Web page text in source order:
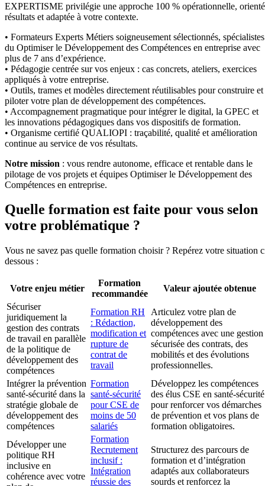
EXPERTISME privilégie une approche 100 % opérationnelle,
résultats et adaptée à votre contexte.
• Formateurs Experts Métiers soigneusement sélectionnés, spécialistes
du Optimiser le Développement des Compétences en entreprise avec
plus de 7 ans d’expérience.
• Pédagogie centrée sur vos enjeux : cas concrets, ateliers, exercices
appliqués à votre entreprise.
• Outils, trames et modèles directement réutilisables pour construire et
piloter votre plan de développement des compétences.
• Accompagnement pragmatique pour intégrer le digital, la GPEC et
les innovations pédagogiques dans vos dispositifs de formation.
• Organisme certifié QUALIOPI : traçabilité, qualité et amélioration
continue au service de vos résultats.
Notre mission : vous rendre autonome, efficace et rentable dans le
pilotage de vos projets et équipes Optimiser le Développement des
Compétences en entreprise.
Quelle formation est faite pour vous selon
votre problématique ?
Vous ne savez pas quelle formation choisir ? Repérez votre situation
dessous :
Votre enjeu métier
Formation
recommandée
Valeur ajoutée obtenue
Sécuriser
juridiquement la
gestion des contrats
de travail en parallèle
de la politique de
développement des
compétences
Formation RH
: Rédaction,
modification et
rupture de
contrat de
travail
Articulez votre plan de
développement des
compétences avec une gestion
sécurisée des contrats, des
mobilités et des évolutions
professionnelles.
Intégrer la prévention
santé-sécurité dans la
stratégie globale de
développement des
compétences
Formation
santé-sécurité
pour CSE de
moins de 50
salariés
Développez les compétences
des élus CSE en santé-sécurité
pour renforcer vos démarches
de prévention et vos plans de
formation obligatoires.
Développer une
politique RH
inclusive en
cohérence avec votre
Formation
Recrutement
inclusif :
Intégration
réussie des
Structurez des parcours de
formation et d’intégration
adaptés aux collaborateurs
sourds et renforcez la